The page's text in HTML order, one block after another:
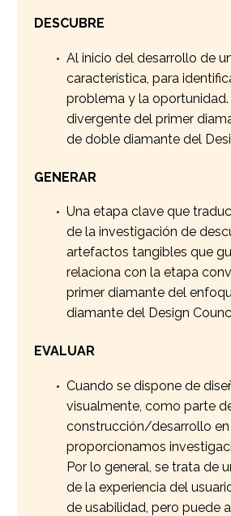
DESCUBRE
Al inicio del desarrollo de
característica, para
problema y la oportunidad.
divergente del primer
de doble diamante del
GENERAR
Una etapa clave que
de la investigación de
artefactos tangibles que
relaciona con la etapa
primer diamante del
diamante del Design
EVALUAR
Cuando se dispone de
visualmente, como parte
construcción/desarrollo en
proporcionamos
Por lo general, se trata de
de la experiencia del
de usabilidad, pero puede